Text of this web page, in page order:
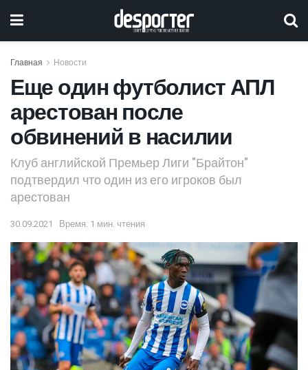
Главная Новости
Еще один футболист АПЛ
арестован после
обвинений в насилии
Клуб английской Премьер Лиги "Брайтон"
подтвердил что один из его игроков был
арестован
30.09.2021 Время: 1 мин. чтения